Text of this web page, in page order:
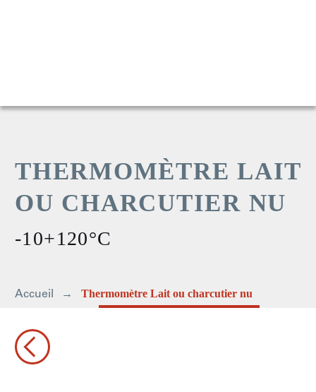
THERMOMÈTRE LAIT
OU CHARCUTIER NU
-10+120°C
Accueil Thermomètre Lait ou charcutier nu